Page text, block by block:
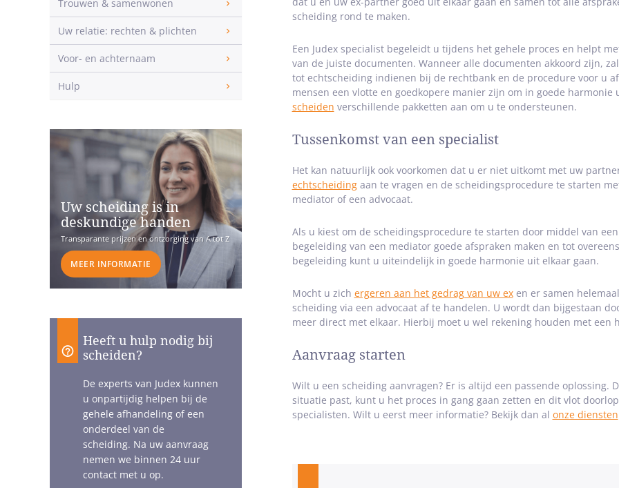
scheiding rond te maken.
Een Judex specialist begeleidt u tijdens het gehele proces en helpt
van de juiste documenten. Wanneer alle documenten akkoord zijn,
tot echtscheiding indienen bij de rechtbank en de procedure voor u
mensen een vlotte en goedkopere manier zijn om in goede harmonie
scheiden verschillende pakketten aan om u te ondersteunen.
Tussenkomst van een specialist
Het kan natuurlijk ook voorkomen dat u er niet uitkomt met uw
echtscheidingaan te vragen en de scheidingsprocedure te starten
mediator of een advocaat.
Als u kiest om de scheidingsprocedure te starten door middel van een
begeleiding van een mediator goede afspraken maken en tot
begeleiding kunt u uiteindelijk in goede harmonie uit elkaar gaan.
Mocht u zich ergeren aan het gedrag van uw exen er samen
scheiding via een advocaat af te handelen. U wordt dan bijgestaan
meer direct met elkaar. Hierbij moet u wel rekening houden met een
Aanvraag starten
Wilt u een scheiding aanvragen? Er is altijd een passende oplossing.
situatie past, kunt u het proces in gang gaan zetten en dit vlot
specialisten. Wilt u eerst meer informatie? Bekijk dan al onze diensten
Trouwen & samenwonen
Uw relatie: rechten & plichten
Voor- en achternaam
Hulp
Uw scheiding is in
deskundige handen
Transparante prijzen en ontzorging van A tot Z
MEER INFORMATIE
Heeft u hulp nodig bij
scheiden?
De experts van Judex kunnen
u onpartijdig helpen bij de
gehele afhandeling of een
onderdeel van de
scheiding. Na uw aanvraag
nemen we binnen 24 uur
contact met u op.